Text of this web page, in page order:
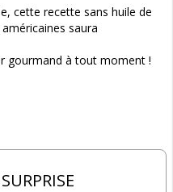
cette recette sans huile de
saura
gourmand à tout moment !